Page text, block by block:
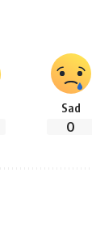
Sad
0